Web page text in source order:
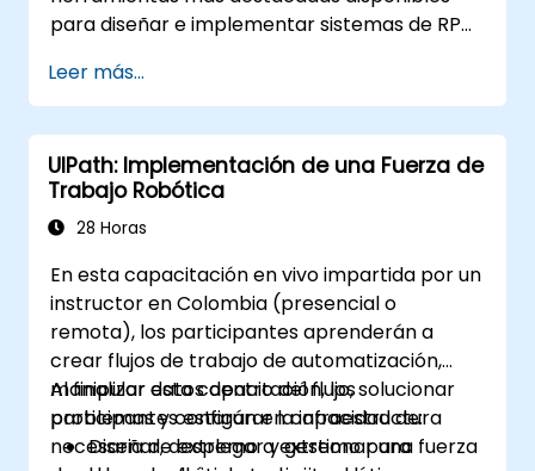
para diseñar e implementar sistemas de RPA
entre dichos sistemas. Los participantes
implementarán varios proyectos de muestra
de RPA y adquirirán la práctica y mentalidad
necesarias para implementar un sistema
similar dentro de su propia organización.
Leer más...
UIPath: Implementación de una Fuerza de
Trabajo Robótica
28 Horas
En esta capacitación en vivo impartida por un
instructor en Colombia (presencial o
remota), los participantes aprenderán a
crear flujos de trabajo de automatización,
manipular datos dentro del flujo, solucionar
problemas y configurar la infraestructura
necesaria de extremo a extremo para
Al finalizar esta capacitación, los
participantes estarán en capacidad de:
Diseñar, desplegar y gestionar una fuerza